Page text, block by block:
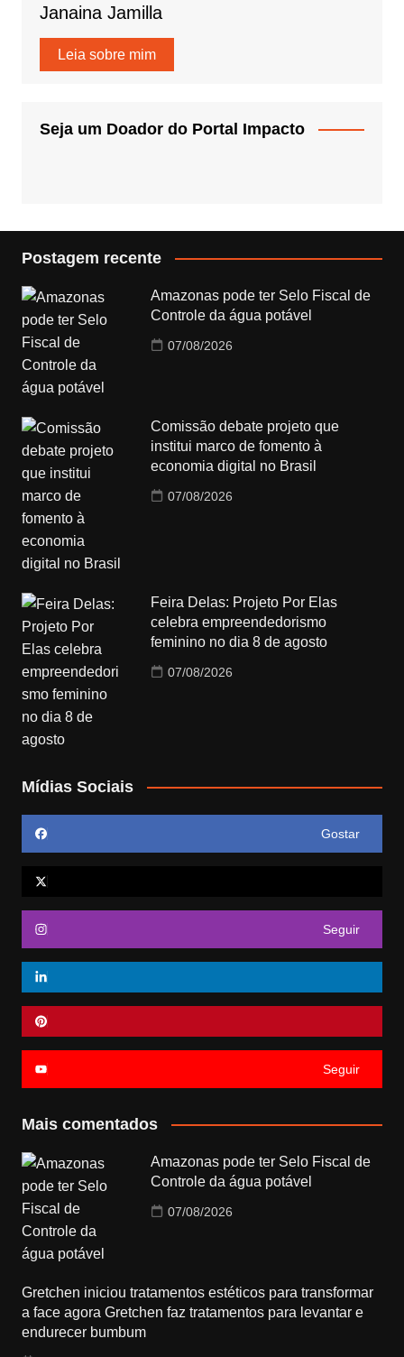
Janaina Jamilla
Leia sobre mim
Seja um Doador do Portal Impacto
Postagem recente
Amazonas pode ter Selo Fiscal de
Controle da água potável
07/08/2026
Comissão debate projeto que
institui marco de fomento à
economia digital no Brasil
07/08/2026
Feira Delas: Projeto Por Elas
celebra empreendedorismo
feminino no dia 8 de agosto
07/08/2026
Mídias Sociais
Gostar
Seguir
Seguir
Mais comentados
Amazonas pode ter Selo Fiscal de
Controle da água potável
07/08/2026
Gretchen iniciou tratamentos estéticos para transformar
a face agora Gretchen faz tratamentos para levantar e
endurecer bumbum